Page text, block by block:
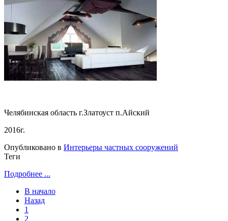
Челябинская область г.Златоуст п.Айский
2016г.
Опубликовано в Интерьеры частных сооружений
Теги
Подробнее ...
В начало
Назад
1
2